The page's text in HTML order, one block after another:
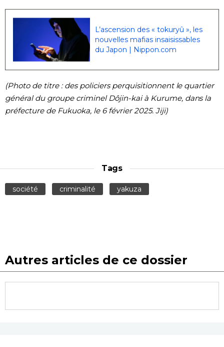
L’ascension des « tokuryû », les
nouvelles mafias insaisissables
du Japon | Nippon.com
(Photo de titre : des policiers perquisitionnent le quartier
général du groupe criminel Dôjin-kai à Kurume, dans la
préfecture de Fukuoka, le 6 février 2025. Jiji)
Tags
société criminalité yakuza
Autres articles de ce dossier